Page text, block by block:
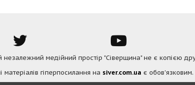
медійний простір "Сіверщина" не є копією
матеріалів гіперпосилання на siver.com.ua є обов'язковим.